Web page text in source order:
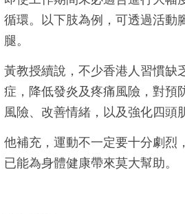
循環。以下肢為例，可透過活動
腿。
黃教授續說，不少香港人習慣缺
症，降低發炎及疼痛風險，對預
風險、改善情緒，以及強化四頭
他補充，運動不一定要十分劇烈
已能為身體健康帶來莫大幫助。